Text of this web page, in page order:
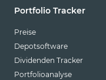
Portfolio Tracker
Preise
Depotsoftware
Dividenden Tracker
Portfolioanalyse